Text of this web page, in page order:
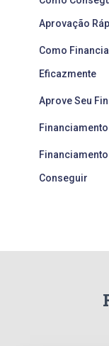
Aprovação
Como
Eficazmente
Aprove Seu
Conseguir